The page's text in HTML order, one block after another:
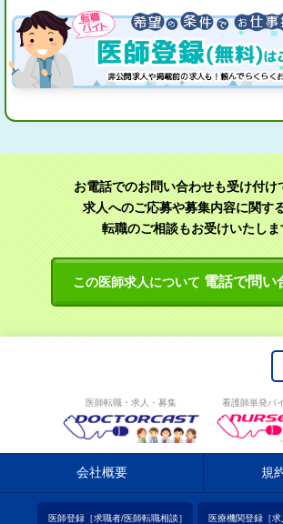
お電話でのお問い合わせも受け付け
求人へのご応募や募集内容に関す
転職のご相談もお受けいたしま
この医師求人について 電話で問い
医師転職・求人・募集 看護師単発バ
会社概要 規
医師登録［求職者/医師転職相談］ 医療機関登録［求